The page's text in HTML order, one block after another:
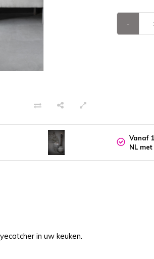
-
Vanaf
NL
in uw keuken.